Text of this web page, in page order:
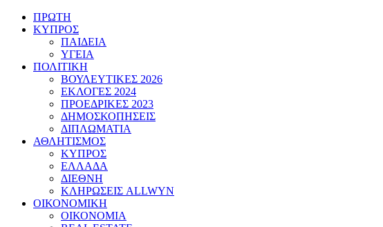
ΠΡΩΤΗ
ΚΥΠΡΟΣ
ΠΑΙΔΕΙΑ
ΥΓΕΙΑ
ΠΟΛΙΤΙΚΗ
ΒΟΥΛΕΥΤΙΚΕΣ 2026
ΕΚΛΟΓΕΣ 2024
ΠΡΟΕΔΡΙΚΕΣ 2023
ΔΗΜΟΣΚΟΠΗΣΕΙΣ
ΔΙΠΛΩΜΑΤΙΑ
ΑΘΛΗΤΙΣΜΟΣ
ΚΥΠΡΟΣ
ΕΛΛΑΔΑ
ΔΙΕΘΝΗ
ΚΛΗΡΩΣΕΙΣ ALLWYN
ΟΙΚΟΝΟΜΙΚΗ
ΟΙΚΟΝΟΜΙΑ